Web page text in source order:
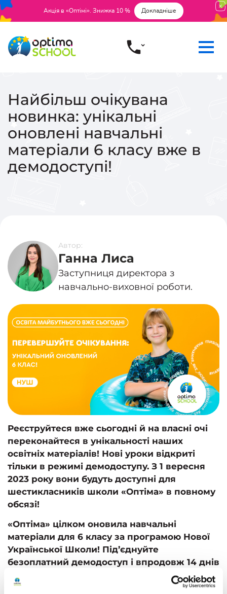
Акція в «Оптімі». Знижка 10 % Докладніше
Найбільш очікувана
новинка: унікальні
оновлені навчальні
матеріали 6 класу вже в
демодоступі!
Автор:
Ганна Лиса
Заступниця директора з
навчально-виховної роботи.
Реєструйтеся вже сьогодні й на власні очі
переконайтеся в унікальності наших
освітніх матеріалів! Нові уроки відкриті
тільки в режимі демодоступу. З 1 вересня
2023 року вони будуть доступні для
шестикласників школи «Оптіма» в повному
обсязі!
«Оптіма» цілком оновила навчальні
матеріали для 6 класу за програмою Нової
Української Школи! Під’єднуйте
безоплатний демодоступ і впродовж 14 днів
безоплатно тестуйте нашу навчальну
систему.